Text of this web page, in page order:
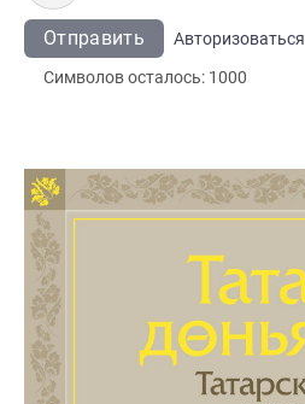
Отправить
Авторизоваться
Символов осталось: 1000